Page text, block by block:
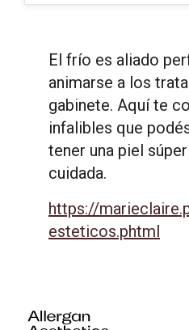
El frío es aliado
animarse a los
gabinete. Aquí te
infalibles que
tener una piel
cuidada.
https://
esteticos.phtml